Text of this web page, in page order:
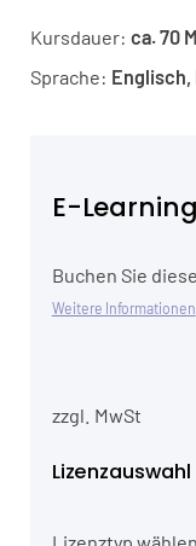
Kursdauer:ca. 70
Sprache: Englisch,
E-
Buchen Sie
Weitere Informationen
zzgl. MwSt
Lizenzauswahl